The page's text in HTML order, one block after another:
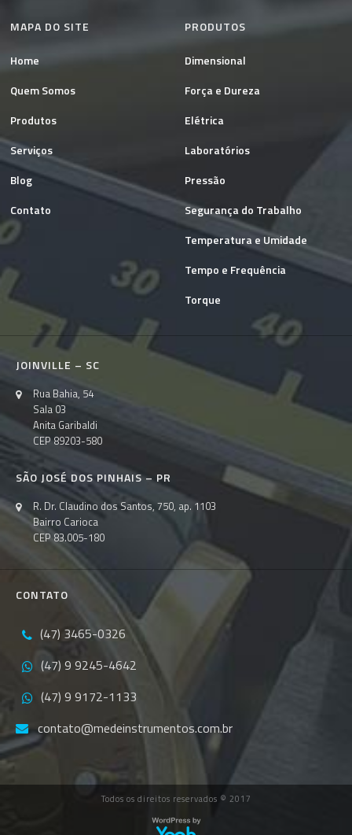
MAPA DO SITE
Home
Quem Somos
Produtos
Serviços
Blog
Contato
PRODUTOS
Dimensional
Força e Dureza
Elétrica
Laboratórios
Pressão
Segurança do Trabalho
Temperatura e Umidade
Tempo e Frequência
Torque
JOINVILLE – SC
Rua Bahia, 54
Sala 03
Anita Garibaldi
CEP 89203-580
SÃO JOSÉ DOS PINHAIS – PR
R. Dr. Claudino dos Santos, 750, ap. 1103
Bairro Carioca
CEP 83.005-180
CONTATO
(47) 3465-0326
(47) 9 9245-4642
(47) 9 9172-1133
contato@medeinstrumentos.com.br
Todos os direitos reservados © 2017